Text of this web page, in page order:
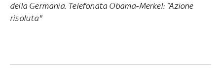
della Germania. Telefonata Obama-Merkel: “Azione
risoluta"